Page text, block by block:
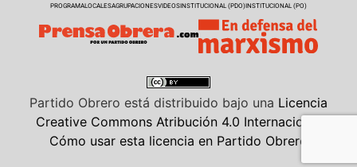
PROGRAMALOCALESAGRUPACIONESVIDEOSINSTITUCIONAL (PDO)INSTITUCIONAL (PO)
Partido Obrero está distribuido bajo una Licencia
Creative Commons Atribución 4.0 Internacional
Cómo usar esta licencia en Partido Obrero